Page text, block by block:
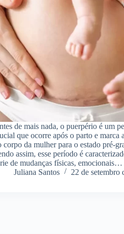
de mais nada, o puerpério é um
que ocorre após o parto e marca
corpo da mulher para o estado pré-
assim, esse período é
de mudanças físicas, emocionais…
Juliana Santos
22 de setembro